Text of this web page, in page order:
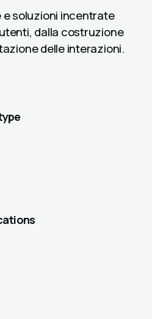
soluzioni incentrate
dalla costruzione
delle interazioni.